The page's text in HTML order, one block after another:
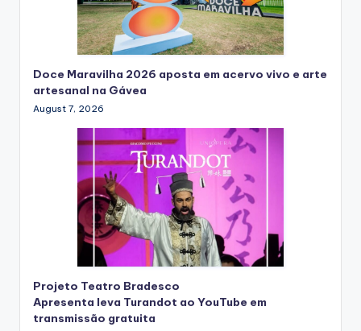
Doce Maravilha 2026 aposta em acervo vivo e arte
artesanal na Gávea
August 7, 2026
Projeto Teatro Bradesco
Apresenta leva Turandot ao YouTube em
transmissão gratuita